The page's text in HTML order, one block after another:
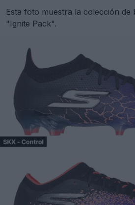
Esta foto muestra la colección de
"Ignite Pack".